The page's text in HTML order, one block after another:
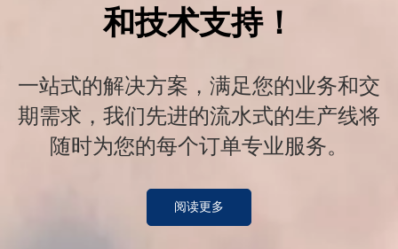
和技术支持！
一站式的解决方案，满足您的业务和交
期需求，我们先进的流水式的生产线将
随时为您的每个订单专业服务。
阅读更多